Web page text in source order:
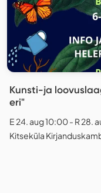
Kunsti-ja loovuslaager: "Suur
eri"
E 24. aug 10:00 - R 28.
Kitseküla